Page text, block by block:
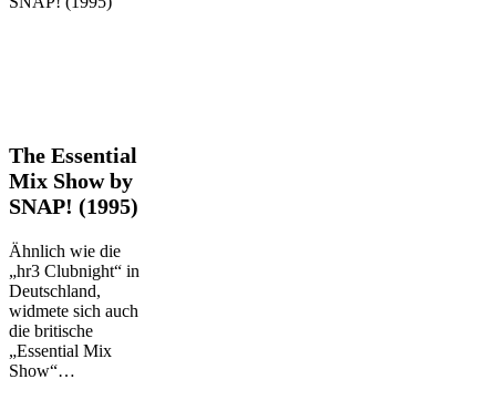
The
Essential
Mix
Show
SNAP!
(1995)
The Essential
Mix Show by
SNAP! (1995)
Ähnlich wie die
„hr3 Clubnight“ in
Deutschland,
widmete sich auch
die britische
„Essential Mix
Show“…